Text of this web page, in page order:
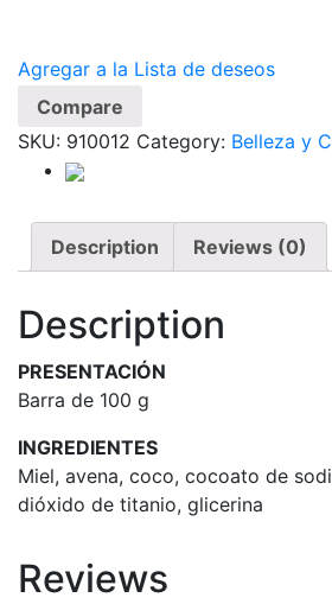
Agregar a la Lista de deseos
Compare
SKU: 910012 Category: Belleza y
Description Reviews (0)
Description
PRESENTACIÓN
Barra de 100 g
INGREDIENTES
Miel, avena, coco, cocoato de
dióxido de titanio, glicerina
Reviews